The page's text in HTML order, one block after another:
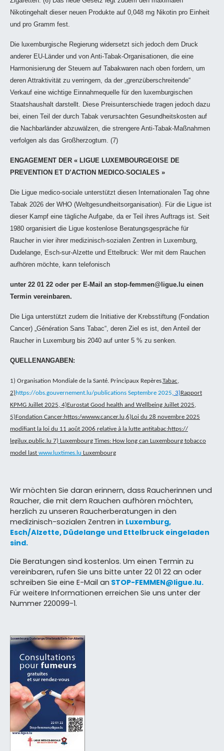
Nikotingehalt dieser neuen Produkte auf 0,048 mg Nikotin pro Einheit
und pro Gramm fest.
Die luxemburgische Regierung widersetzt sich jedoch dem Druck
anderer EU-Länder und von Anti-Tabak-Organisationen, die eine
Harmonisierung der Steuern auf Tabakwaren nach oben fordern, um
deren Attraktivität zu verringern, da der „grenzüberschreitende“
Verkauf eine wichtige Einnahmequelle für den luxemburgischen
Staatshaushalt darstellt. Diese Preisunterschiede tragen jedoch dazu
bei, einen Teil der durch Tabak verursachten Gesundheitskosten auf
die Nachbarländer abzuwälzen, die strengere Anti-Tabak-Maßnahmen
verfolgen als das Großherzogtum. (7)
ENGAGEMENT DER « LIGUE LUXEMBOURGEOISE DE
PREVENTION ET D’ACTION MEDICO-SOCIALES »
Die Ligue medico-sociale unterstützt diesen Internationalen Tag ohne
Tabak 2026 der WHO (Weltgesundheitsorganisation). Für die Ligue ist
dieser Kampf eine tägliche Aufgabe, da er Teil ihres Auftrags ist. Seit
1980 organisiert die Ligue kostenlose Beratungsgespräche für
Raucher in vier ihrer medizinisch-sozialen Zentren in Luxemburg,
Dudelange, Esch-sur-Alzette und Ettelbruck: Wer mit dem Rauchen
aufhören möchte, kann telefonisch
unter 22 01 22 oder per E-Mail an stop-femmen@ligue.lu einen
Termin vereinbaren.
Die Liga unterstützt zudem die Initiative der Krebsstiftung (Fondation
Cancer) „Génération Sans Tabac“, deren Ziel es ist, den Anteil der
Raucher in Luxemburg bis 2040 auf unter 5 % zu senken.
QUELLENANGABEN:
1) Organisation Mondiale de la Santé. Principaux Repères.Tabac,
2) https://obs.gouvernement.lu/publications Septembre 2025, 3)Rapport
KPMG Juillet 2025, 4)Eurostat Good health and Wellbeing Juillet 2025,
5)Fondation Cancer:https:/wwww.cancer.lu,6)Loi du 28 novembre 2025
modifiant la loi du 11 août 2006 relative à la lutte antitabac:https://
legilux.public.lu 7) Luxembourg Times: How long can Luxembourg tobacco
model last www.luxtimes.lu Luxembourg
Wir möchten Sie daran erinnern, dass Raucherinnen und
Raucher, die mit dem Rauchen aufhören möchten,
herzlich zu unseren Raucherberatungen in den
medizinisch-sozialen Zentren in Luxemburg,
Esch/Alzette, Düdelange und Ettelbruck eingeladen
sind.
Die Beratungen sind kostenlos. Um einen Termin zu
vereinbaren, rufen Sie uns bitte unter 22 01 22 an oder
schreiben Sie eine E-Mail an STOP-FEMMEN@ligue.lu.
Für weitere Informationen erreichen Sie uns unter der
Nummer 220099-1.